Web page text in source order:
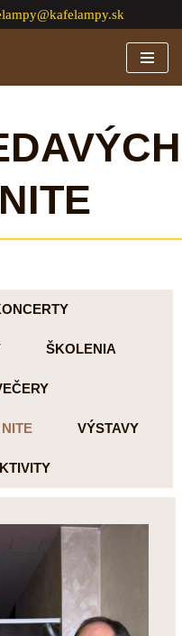
ŠKOLENIA
VÝSTAVY